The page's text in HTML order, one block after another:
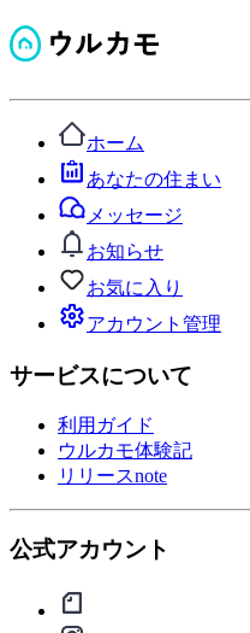
ホーム
あなたの住まい
メッセージ
お知らせ
お気に入り
アカウント管理
サービスについて
利用ガイド
ウルカモ体験記
リリースnote
公式アカウント